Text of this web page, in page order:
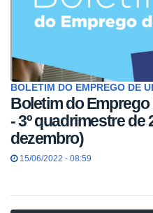
BOLETIM DO EMPREGO DE
Boletim do
- 3º quadrimestre de
dezembro)
15/06/2022 - 08:59